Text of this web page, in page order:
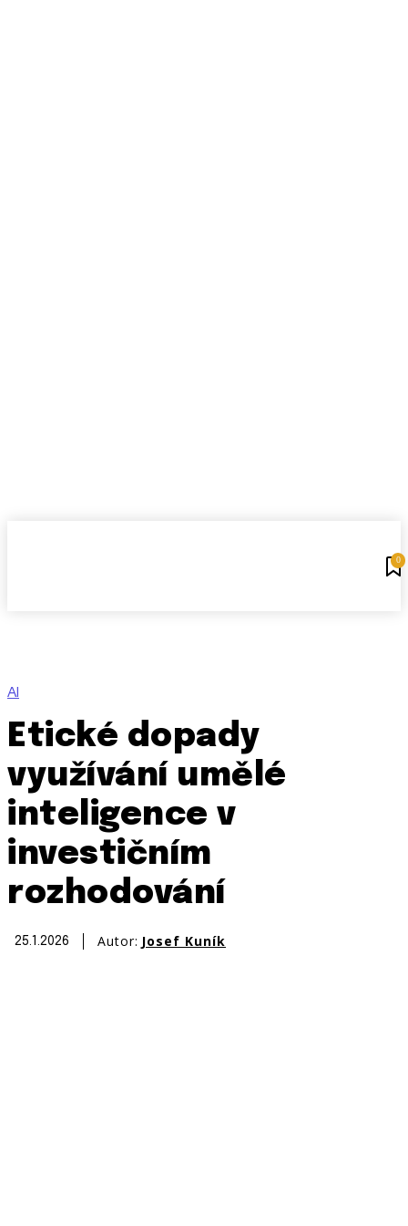
0
AI
Etické dopady
využívání umělé
inteligence v
investičním
rozhodování
25.1.2026 Autor: Josef Kuník